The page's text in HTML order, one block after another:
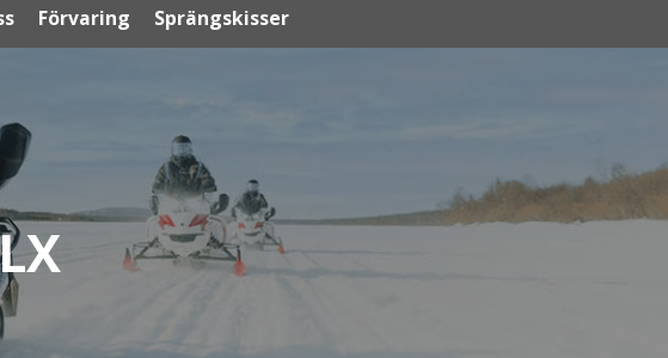
Förvaring Sprängskisser